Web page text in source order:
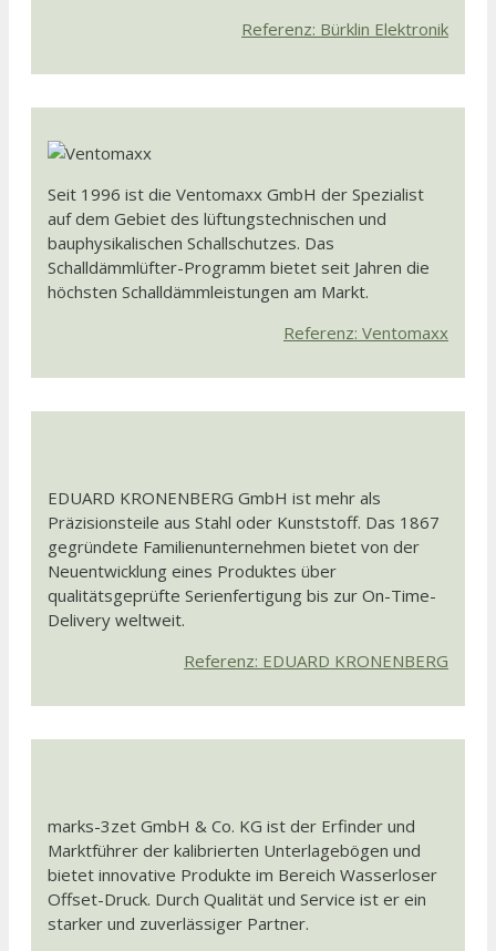
Referenz: Bürklin Elektronik
Seit 1996 ist die Ventomaxx GmbH der Spezialist
auf dem Gebiet des lüftungstechnischen und
bauphysikalischen Schallschutzes. Das
Schalldämmlüfter-Programm bietet seit Jahren die
höchsten Schalldämmleistungen am Markt.
Referenz: Ventomaxx
EDUARD KRONENBERG GmbH ist mehr als
Präzisionsteile aus Stahl oder Kunststoff. Das 1867
gegründete Familienunternehmen bietet von der
Neuentwicklung eines Produktes über
qualitätsgeprüfte Serienfertigung bis zur On-Time-
Delivery weltweit.
Referenz: EDUARD KRONENBERG
marks-3zet GmbH & Co. KG ist der Erfinder und
Marktführer der kalibrierten Unterlagebögen und
bietet innovative Produkte im Bereich Wasserloser
Offset-Druck. Durch Qualität und Service ist er ein
starker und zuverlässiger Partner.